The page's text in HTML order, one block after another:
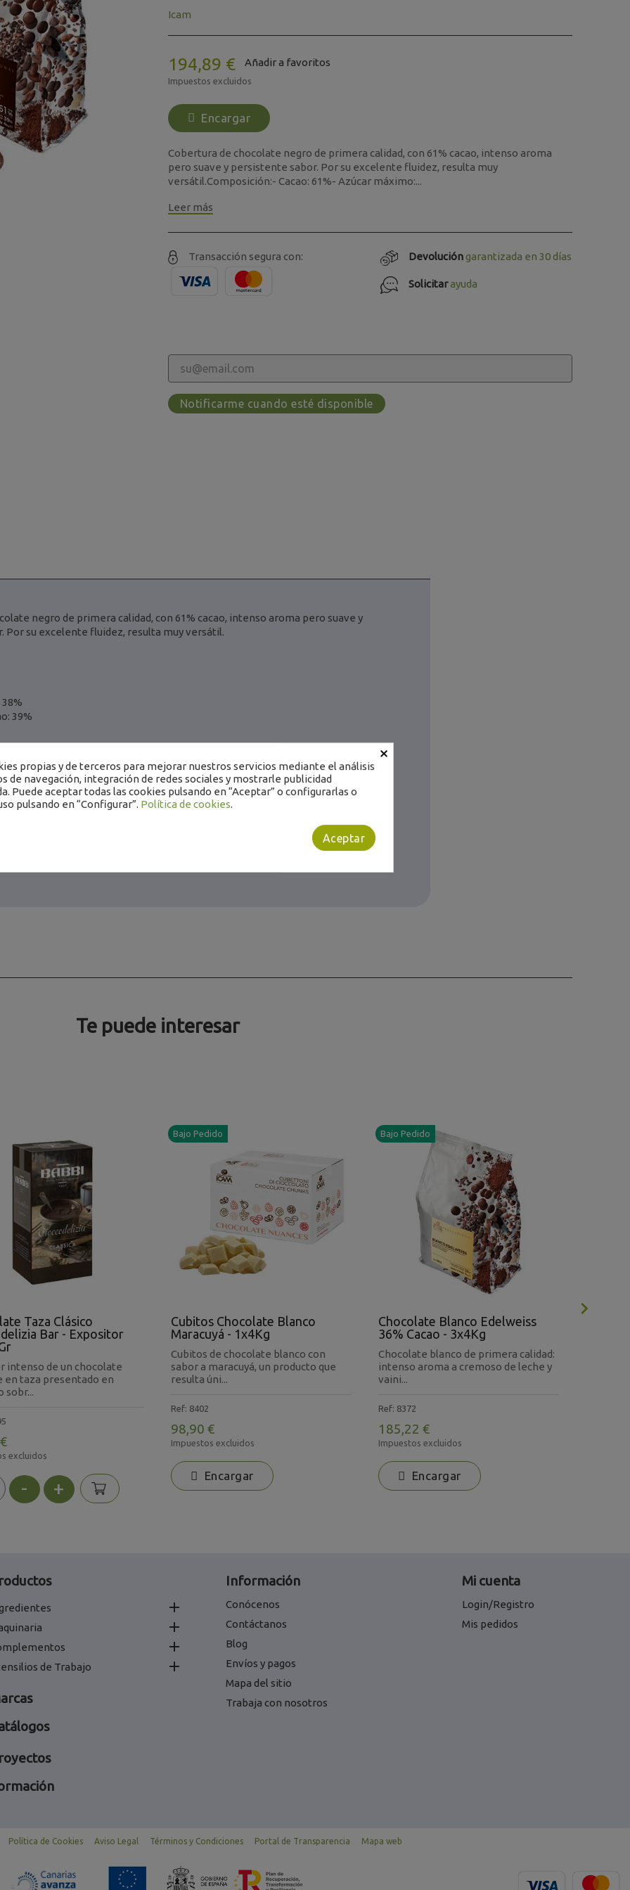
Icam
194,89 € Añadir a favoritos
Impuestos excluidos
Encargar
Cobertura de chocolate negro de primera calidad, con 61% cacao, intenso aroma
pero suave y persistente sabor. Por su excelente fluidez, resulta muy
versátil.Composición:- Cacao: 61%- Azúcar máximo:...
Leer más
Transacción segura con: Devolucióngarantizada en 30 días
Solicitarayuda
Notificarme cuando esté disponible
negro de primera calidad, con 61% cacao, intenso aroma pero suave y
Por su excelente fluidez, resulta muy versátil.
39%
para chocolates, incluso moldeados, que buscan resaltar el relleno (de licor
de invierno, nueces y toda la tradición italiana).
para nuevas versiones de pasteles tradicionales:(llamas, violín, troncos,
batidos, etc.)
fríos semifríos; también apto para variaciones de helado sabor a leche natural.
Te puede interesar
Taza Clásico
Bar - Expositor
intenso de un chocolate
en taza presentado en
sobr...
excluidos
- +
Cubitos Chocolate Blanco
Maracuyá - 1x4Kg
Cubitos de chocolate blanco con
sabor a maracuyá, un producto que
resulta úni...
Ref: 8402
98,90 €
Impuestos excluidos
Encargar
Bajo Pedido
Chocolate Blanco Edelweiss
36% Cacao - 3x4Kg
Chocolate blanco de primera calidad:
intenso aroma a cremoso de leche y
vaini...
Ref: 8372
185,22 €
Impuestos excluidos
Encargar
Bajo Pedido




de Trabajo 
Información
Conócenos
Contáctanos
Blog
Envíos y pagos
Mapa del sitio
Trabaja con nosotros
Mi cuenta
Login/Registro
Mis pedidos
Política de Cookies Aviso Legal Términos y Condiciones Portal de Transparencia Mapa web
×
propias y de terceros para mejorar nuestros servicios mediante el análisis
de navegación, integración de redes sociales y mostrarle publicidad
Puede aceptar todas las cookies pulsando en “Aceptar” o configurarlas o
pulsando en “Configurar”. Política de cookies.
Aceptar